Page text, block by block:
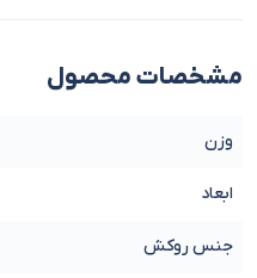
مشخصات محصول
وزن
ابعاد
جنس روکش